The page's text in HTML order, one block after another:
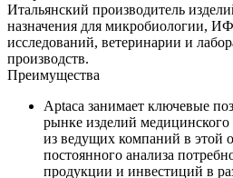
Итальянский производитель
назначения для микробиологии,
исследований, ветеринарии и
производств.
Преимущества
Aptaca занимает ключевые
рынке изделий медицинского
из ведущих компаний в этой
постоянного анализа
продукции и инвестиций в